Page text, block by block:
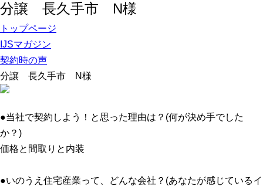
分譲 長久手市 N様
トップページ
IJSマガジン
契約時の声
分譲 長久手市 N様
●当社で契約しよう！と思った理由は？(何が決め手でした
か？)
価格と間取りと内装
●いのうえ住宅産業って、どんな会社？(あなたが感じているイ